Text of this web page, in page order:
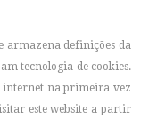
armazena definições da
tecnologia de cookies.
internet na primeira vez
este website a partir